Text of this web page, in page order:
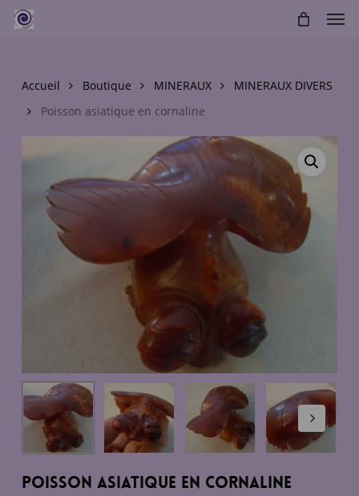
main
Accueil Boutique MINERAUX
MINERAUX DIVERS
Poisson asiatique en cornaline
Poisson asiatique en cornaline